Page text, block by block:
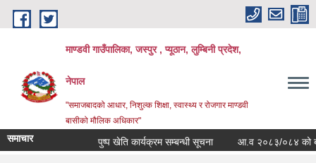
Skip to main content
माण्डवी गाउँपालिका, जस्पुर , प्यूठान, लुम्बिनी प्रदेश,
नेपाल
"समाजबादको आधार, निशुल्क शिक्षा, स्वास्थ्य र रोजगार माण्डवी
बासीको मौलिक अधिकार"
समाचार पुष्प खेति कार्यक्रम सम्बन्धी सूचना आ.व २०८३/०८४ को